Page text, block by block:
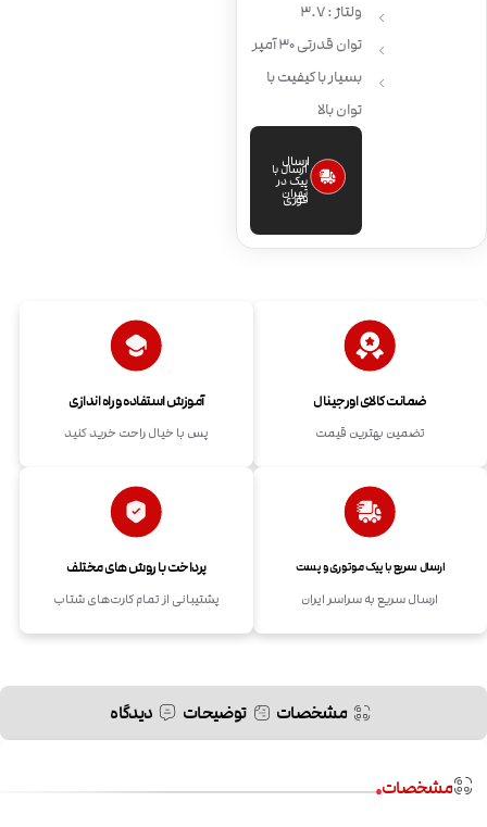
ولتاژ : 3.7
توان قدرتی 30 آمپر
بسیار با کیفیت با
توان بالا
ارسال
فوری
ارسال با
پیک در
تهران
ضمانت کالای اورجینال
تضمین بهترین قیمت
آموزش استفاده و راه اندازی
پس با خیال راحت خرید کنید
ارسال سریع با پیک موتوری و پست
ارسال سریع به سراسر ایران
پرداخت با روش های مختلف
پشتیبانی از تمام کارت‌های شتاب
مشخصات توضیحات دیدگاه
مشخصات